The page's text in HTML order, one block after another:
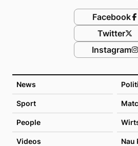
News
Sport
People
Videos Nau
Facebook
Twitter
Instagram